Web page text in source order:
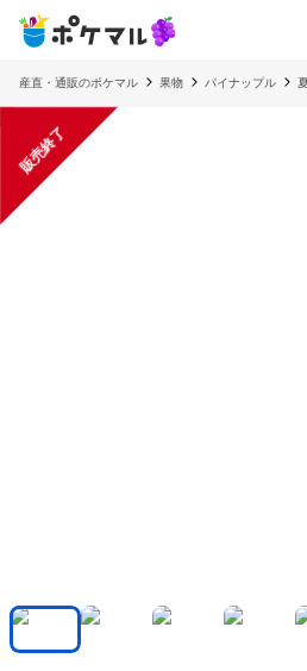
産直・通販のポケマル 果物 パイナップル
販売終了